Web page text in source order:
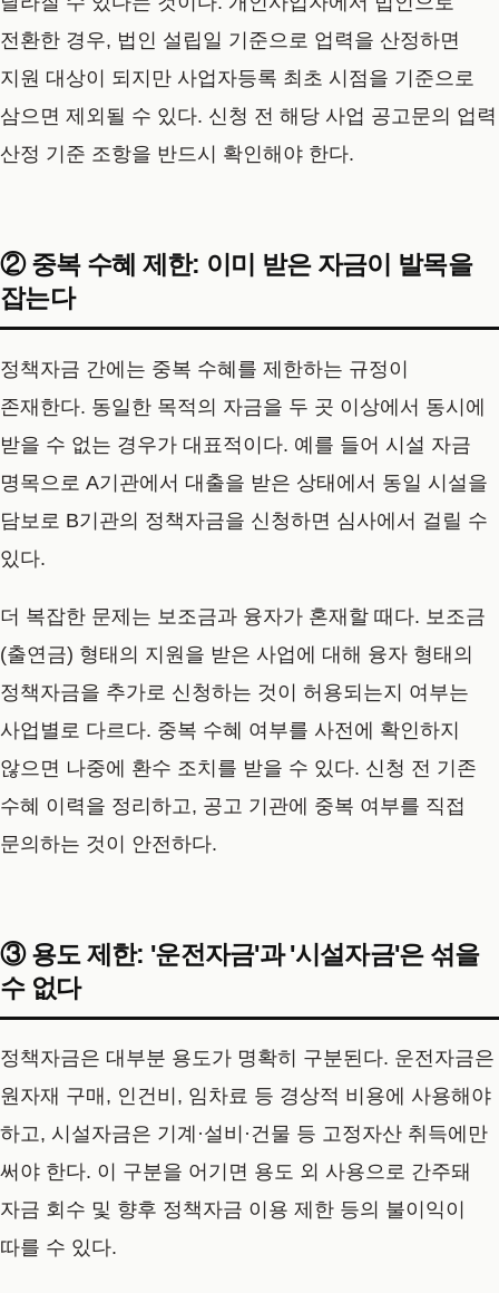
전환한 경우, 법인 설립일 기준으로 업력을 산정하면
지원 대상이 되지만 사업자등록 최초 시점을 기준으로
삼으면 제외될 수 있다. 신청 전 해당 사업 공고문의 업력
산정 기준 조항을 반드시 확인해야 한다.
② 중복 수혜 제한: 이미 받은 자금이 발목을
잡는다
정책자금 간에는 중복 수혜를 제한하는 규정이
존재한다. 동일한 목적의 자금을 두 곳 이상에서 동시에
받을 수 없는 경우가 대표적이다. 예를 들어 시설 자금
명목으로 A기관에서 대출을 받은 상태에서 동일 시설을
담보로 B기관의 정책자금을 신청하면 심사에서 걸릴 수
있다.
더 복잡한 문제는 보조금과 융자가 혼재할 때다. 보조금
(출연금) 형태의 지원을 받은 사업에 대해 융자 형태의
정책자금을 추가로 신청하는 것이 허용되는지 여부는
사업별로 다르다. 중복 수혜 여부를 사전에 확인하지
않으면 나중에 환수 조치를 받을 수 있다. 신청 전 기존
수혜 이력을 정리하고, 공고 기관에 중복 여부를 직접
문의하는 것이 안전하다.
③ 용도 제한: '운전자금'과 '시설자금'은 섞을
수 없다
정책자금은 대부분 용도가 명확히 구분된다. 운전자금은
원자재 구매, 인건비, 임차료 등 경상적 비용에 사용해야
하고, 시설자금은 기계·설비·건물 등 고정자산 취득에만
써야 한다. 이 구분을 어기면 용도 외 사용으로 간주돼
자금 회수 및 향후 정책자금 이용 제한 등의 불이익이
따를 수 있다.